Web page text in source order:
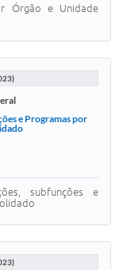
Órgão e Unidade
e Programas por
subfunções e